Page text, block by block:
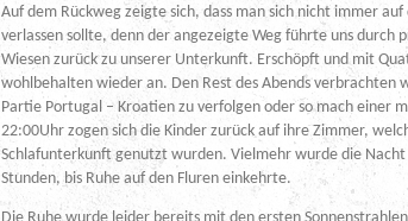
Auf dem Rückweg zeigte sich, dass man sich nicht immer
verlassen sollte, denn der angezeigte Weg führte uns durch
Wiesen zurück zu unserer Unterkunft. Erschöpft und mit
wohlbehalten wieder an. Den Rest des Abends verbrachten
Partie Portugal – Kroatien zu verfolgen oder so mach einer
22:00Uhr zogen sich die Kinder zurück auf ihre Zimmer,
Schlafunterkunft genutzt wurden. Vielmehr wurde die
Stunden, bis Ruhe auf den Fluren einkehrte.